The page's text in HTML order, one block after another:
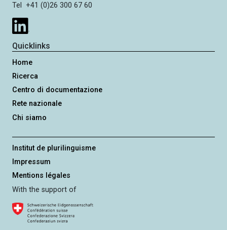
Tel +41 (0)26 300 67 60
Quicklinks
Home
Ricerca
Centro di documentazione
Rete nazionale
Chi siamo
Institut de plurilinguisme
Impressum
Mentions légales
With the support of